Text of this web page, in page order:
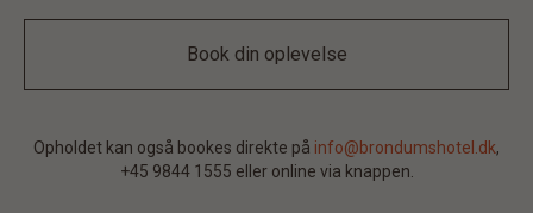
Book din oplevelse
Opholdet kan også bookes direkte på info@brondumshotel.dk,
+45 9844 1555 eller online via knappen.